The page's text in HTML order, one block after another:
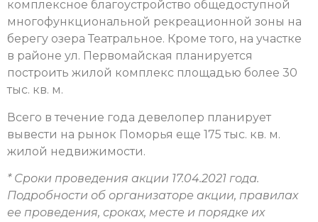
комплексное благоустройство общедоступной
многофункциональной рекреационной зоны на
берегу озера Театральное. Кроме того, на участке
в районе ул. Первомайская планируется
построить жилой комплекс площадью более 30
тыс. кв. м.
Всего в течение года девелопер планирует
вывести на рынок Поморья еще 175 тыс. кв. м.
жилой недвижимости.
* Сроки проведения акции 17.04.2021 года.
Подробности об организаторе акции, правилах
ее проведения, сроках, месте и порядке их